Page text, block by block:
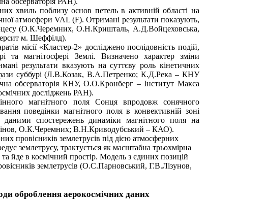
хвиль поблизу основ петель в активній області на
атмосфери VAL (F). Отримані результати показують,
(О.К.Черемних, О.Н.Кришталь, А.Д.Войцеховська,
м. Шеффілд).
місії «Кластер-2» досліджено послідовність подій,
магнітосфері Землі. Визначено характер зміни
результати вказують на суттєву роль кінетичних
фази суббурі (Л.В.Козак, В.А.Петренко; К.Д.Река – КНУ
обсерваторія КНУ, О.О.Кронберг – Інститут Макса
досліджень РАН).
магнітного поля Сонця впродовж сонячного
поведінки магнітного поля в конвективній зоні
спостережень динаміки магнітного поля на
О.К.Черемних; В.Н.Криводубський – КАО).
провісників землетрусів під дією атмосферних
землетрусу, трактується як масштабна трьохмірна
йде в космічний простір. Модель з єдиних позицій
землетрусів (О.С.Парновський, Г.В.Лізунов,
оброблення аерокосмічних даних